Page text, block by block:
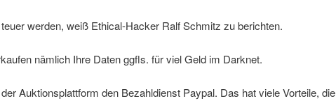
werden, weiß Ethical-Hacker Ralf Schmitz zu berichten.
nämlich Ihre Daten ggfls. für viel Geld im Darknet.
Auktionsplattform den Bezahldienst Paypal. Das hat viele Vorteile, die